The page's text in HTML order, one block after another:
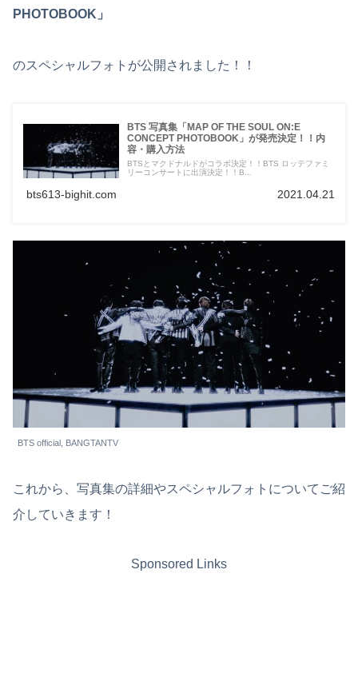
PHOTOBOOK」
のスペシャルフォトが公開されました！！
BTS 写真集「MAP OF THE SOUL ON:E
CONCEPT PHOTOBOOK」が発売決定！！内
容・購入方法
BTSとマクドナルドがコラボ決定！！BTS ロッテファミ
リーコンサートに出演決定！！B...
bts613-bighit.com 2021.04.21
BTS official, BANGTANTV
これから、写真集の詳細やスペシャルフォトについてご紹
介していきます！
Sponsored Links